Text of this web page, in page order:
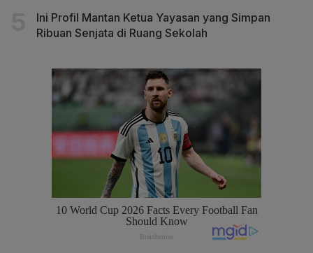
Ini Profil Mantan Ketua Yayasan yang Simpan
Ribuan Senjata di Ruang Sekolah